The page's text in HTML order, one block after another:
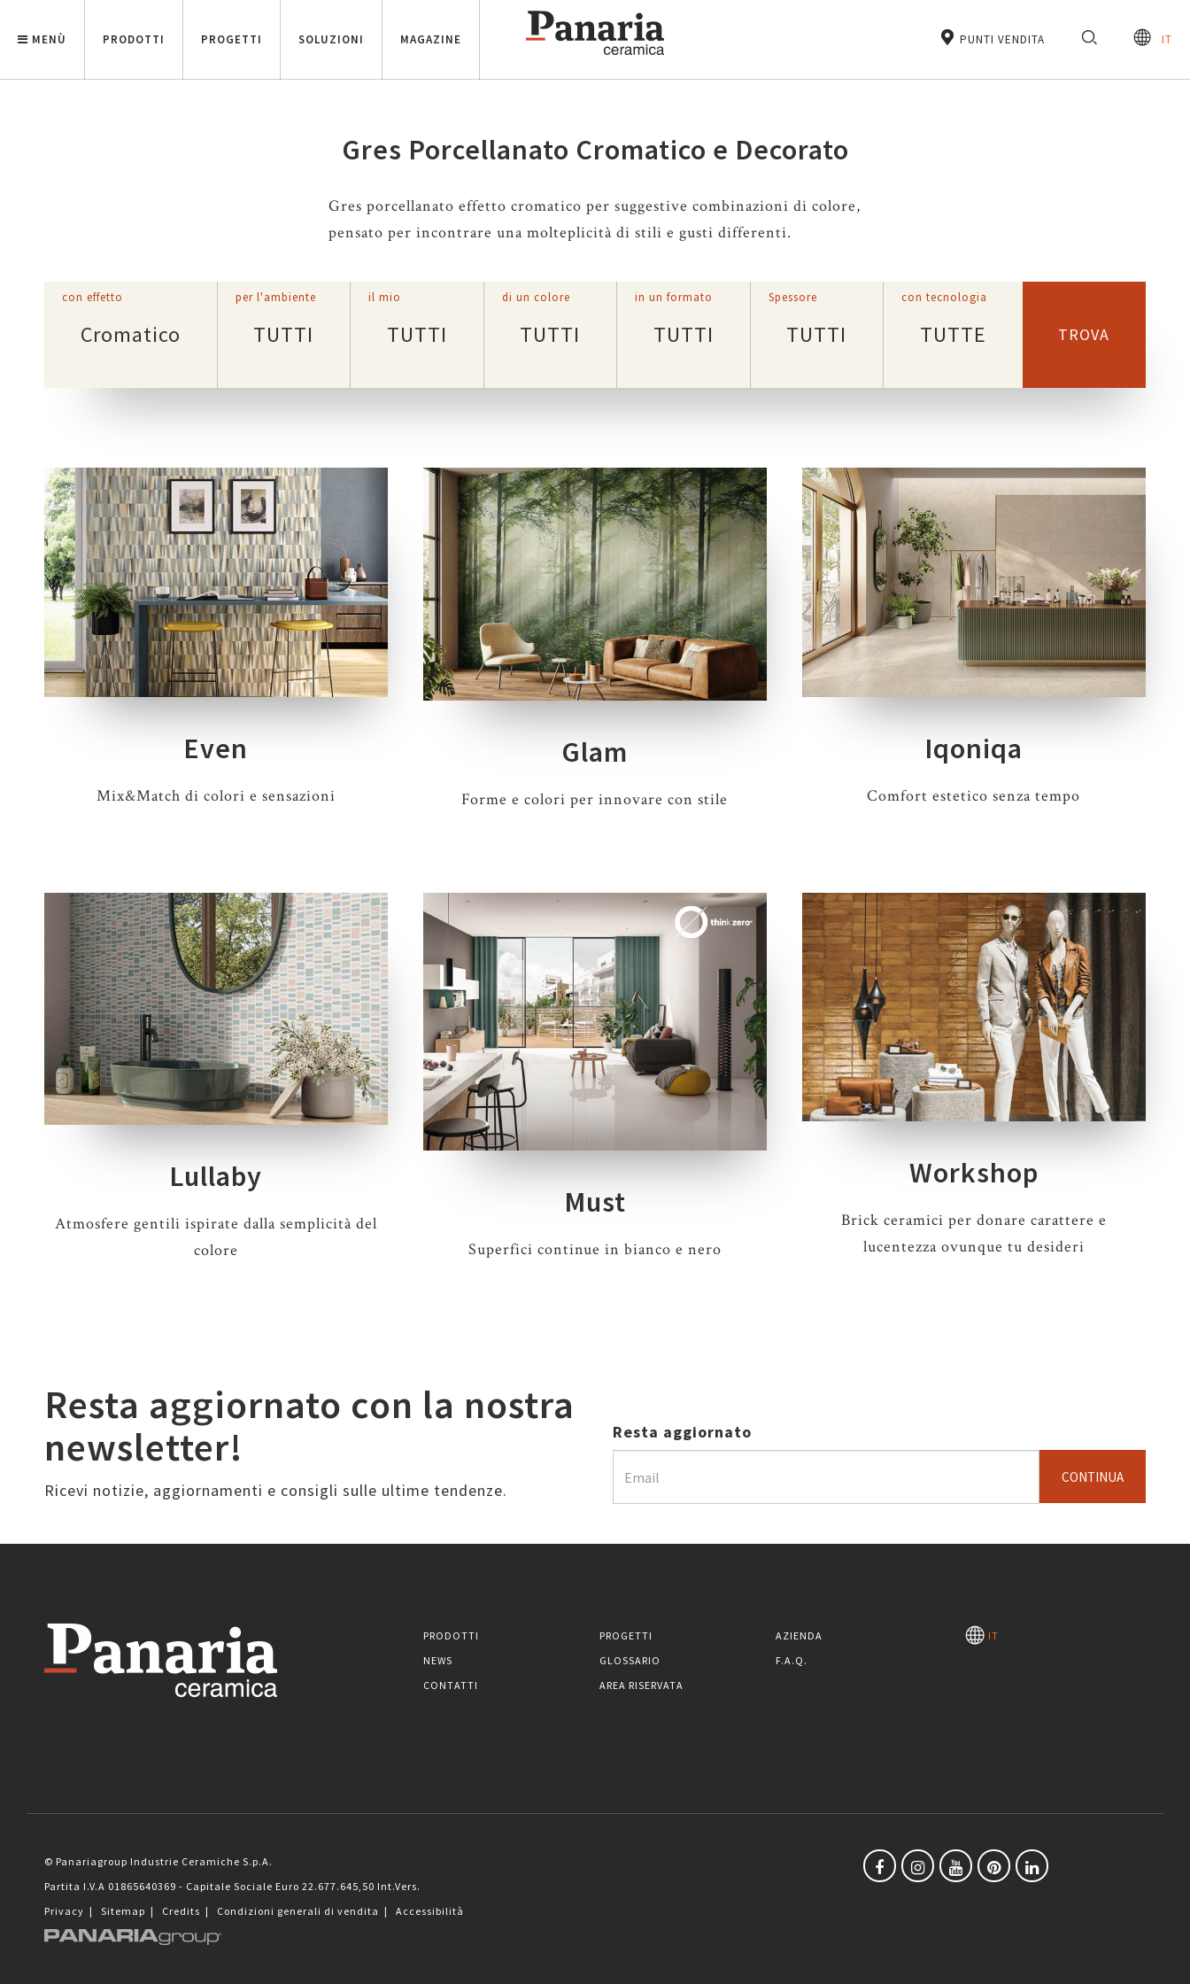
MENÙ PRODOTTI PROGETTI SOLUZIONI MAGAZINE PUNTI VENDITA IT
Gres Porcellanato Cromatico e Decorato
Gres porcellanato effetto cromatico per suggestive combinazioni di colore,
pensato per incontrare una molteplicità di stili e gusti differenti.
con effetto
Cromatico
per l'ambiente
TUTTI
il mio
TUTTI
di un colore
TUTTI
in un formato
TUTTI
Spessore
TUTTI
con tecnologia
TUTTE TROVA
4 COLORI 1 SPESSORE 1 FORMATO 8 DECORI
Even
Mix&Match di colori e sensazioni
19 COLORI 1 SPESSORE 1 FORMATO
Glam
Forme e colori per innovare con stile
4 COLORI 2 SPESSORI 2 FORMATI 1 DECORO
Iqoniqa
Comfort estetico senza tempo
6 COLORI 1 FORMATO 4 DECORI
Lullaby
Atmosfere gentili ispirate dalla semplicità del
colore
3 COLORI 2 SPESSORI
Must
Superfici continue in bianco e nero
9 COLORI 1 SPESSORE 1 FORMATO
Workshop
Brick ceramici per donare carattere e
lucentezza ovunque tu desideri
Resta aggiornato con la nostra
newsletter!
Ricevi notizie, aggiornamenti e consigli sulle ultime tendenze.
Resta aggiornato
CONTINUA
PRODOTTI PROGETTI
AZIENDA
NEWS
GLOSSARIO
F.A.Q.
CONTATTI
AREA RISERVATA
IT
© Panariagroup Industrie Ceramiche S.p.A.
Partita I.V.A 01865640369 - Capitale Sociale Euro 22.677.645,50 Int.Vers.
Privacy | Sitemap | Credits | Condizioni generali di vendita | Accessibilità